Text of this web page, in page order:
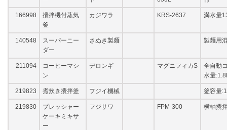
166998
攪拌機付蒸気
釜
カジワラ KRS-2637 満水量
140548
スーパーニー
ダー
さぬき製麺 製麺用
211094
コーヒーマシ
ン
デロンギ マグニフィカS
全自動
水量
219823 煮炊き攪拌釜 フジイ機械 釜容量
219830
プレッシャー
ケーキミキサ
ー
フジサワ FPM-300 横軸攪